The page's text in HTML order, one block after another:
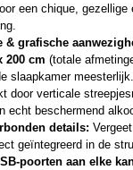
een chique, gezellige
& grafische
200 cm (totale
slaapkamer
door verticale
echt beschermend
details:
geïntegreerd in de
poorten aan elke